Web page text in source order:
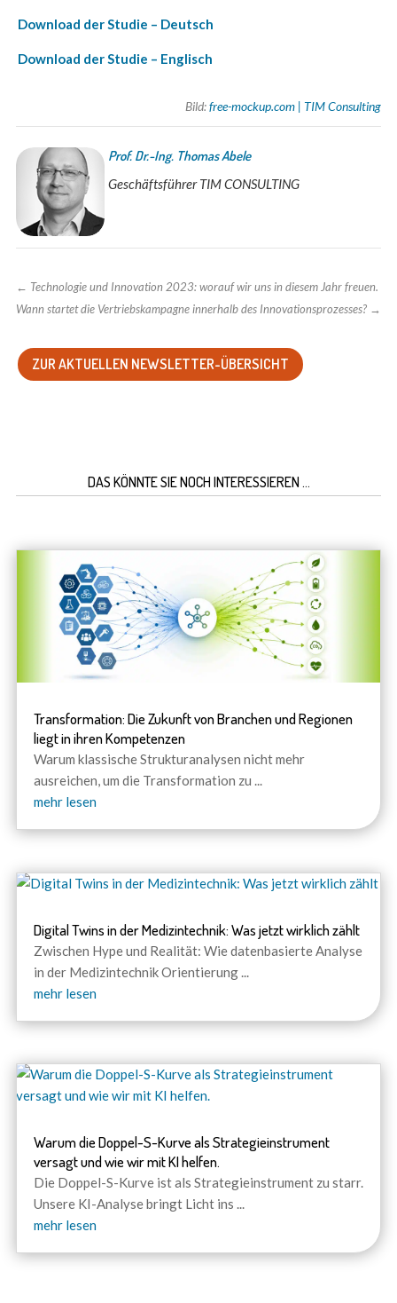
Download der Studie – Deutsch
Download der Studie – Englisch
Bild:free-mockup.com | TIM Consulting
Prof. Dr.-Ing. Thomas Abele
Geschäftsführer TIM CONSULTING
← Technologie und Innovation 2023: worauf wir uns in diesem Jahr freuen.
Wann startet die Vertriebskampagne innerhalb des Innovationsprozesses? →
ZUR AKTUELLEN NEWSLETTER-ÜBERSICHT
DAS KÖNNTE SIE NOCH INTERESSIEREN …
Transformation: Die Zukunft von Branchen und Regionen
liegt in ihren Kompetenzen
Warum klassische Strukturanalysen nicht mehr
ausreichen, um die Transformation zu ...
mehr lesen
Digital Twins in der Medizintechnik: Was jetzt wirklich zählt
Zwischen Hype und Realität: Wie datenbasierte Analyse
in der Medizintechnik Orientierung...
mehr lesen
Warum die Doppel-S-Kurve als Strategieinstrument
versagt und wie wir mit KI helfen.
Die Doppel-S-Kurve ist als Strategieinstrument zu starr.
Unsere KI-Analyse bringt Licht ins ...
mehr lesen